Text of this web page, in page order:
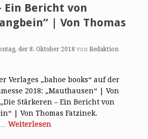
Ein Bericht von
| Von Thomas
der 8. Oktober 2018 von Redaktion
Verlages „bahoe books“ auf der
2018: „Mauthausen“ | Von
Stärkeren – Ein Bericht von
| Von Thomas Fatzinek.
Weiterlesen